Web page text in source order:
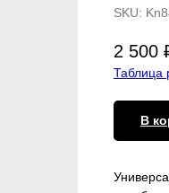
SKU:
2 500
Таблица
В